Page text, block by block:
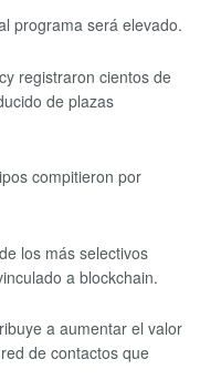
programa será elevado.
registraron cientos de
de plazas
compitieron por
los más selectivos
a blockchain.
a aumentar el valor
de contactos que